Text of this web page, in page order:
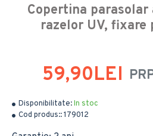
Copertina
razelor UV, fixare
Disponibilitate:In stoc
Cod produs::179012
59,90LEI